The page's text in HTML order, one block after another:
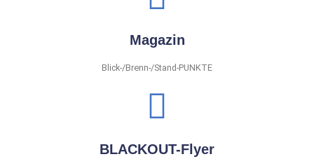
Magazin
Blick-/Brenn-/Stand-PUNKTE
BLACKOUT-Flyer